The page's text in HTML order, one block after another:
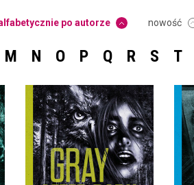
po autorze nowość
M N O P Q R S T
GRAY AFTER DARK